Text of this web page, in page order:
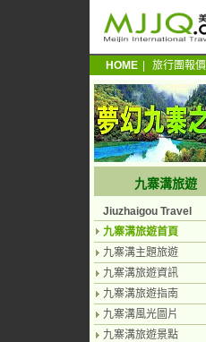
HOME 旅行團報價
九寨溝旅遊
Jiuzhaigou Travel
九寨溝旅遊首頁
九寨溝主題旅遊
九寨溝旅遊資訊
九寨溝旅遊指南
九寨溝風光圖片
九寨溝旅遊景點